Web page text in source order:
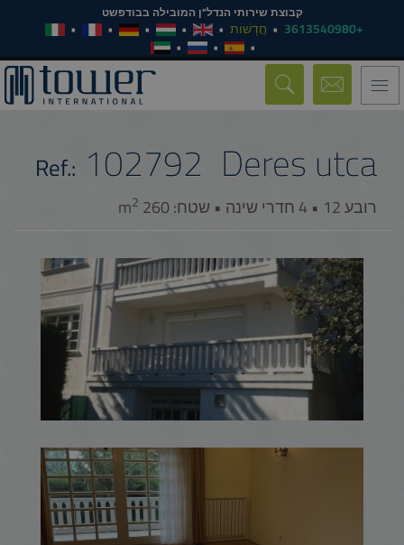
קבוצת שירותי הנדל"ן המובילה בבודפשט
+3613540980 חֲדָשׁוֹת
Toggle
navigation
Deres utca
Ref.: 102792
רובע 12 • 4 חדרי שינה • שטח: 260 m 2